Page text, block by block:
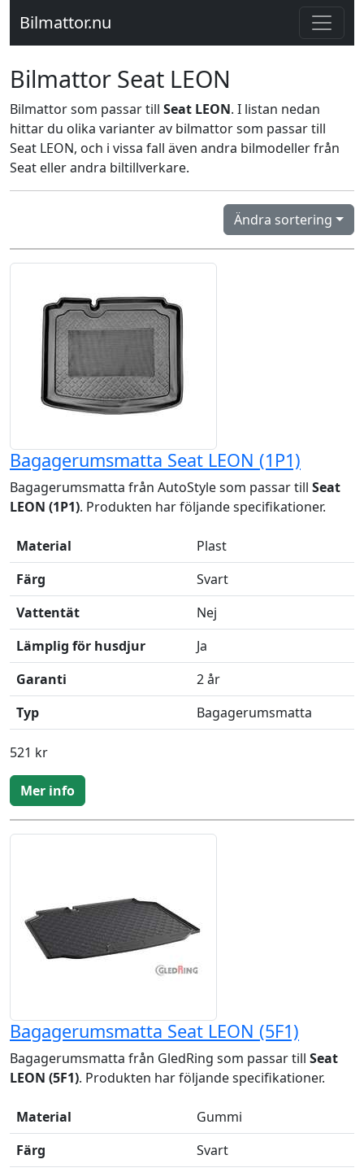
Bilmattor.nu
Bilmattor Seat LEON
Bilmattor som passar till Seat LEON. I listan nedan
hittar du olika varianter av bilmattor som passar till
Seat LEON, och i vissa fall även andra bilmodeller från
Seat eller andra biltillverkare.
Ändra sortering
Bagagerumsmatta Seat LEON (1P1)
Bagagerumsmatta från AutoStyle som passar till Seat
LEON (1P1). Produkten har följande specifikationer.
Material
Plast
Färg
Svart
Vattentät
Nej
Lämplig för husdjur
Ja
Garanti
2 år
Typ
Bagagerumsmatta
521 kr
Mer info
Bagagerumsmatta Seat LEON (5F1)
Bagagerumsmatta från GledRing som passar till Seat
LEON (5F1). Produkten har följande specifikationer.
Material
Gummi
Färg
Svart